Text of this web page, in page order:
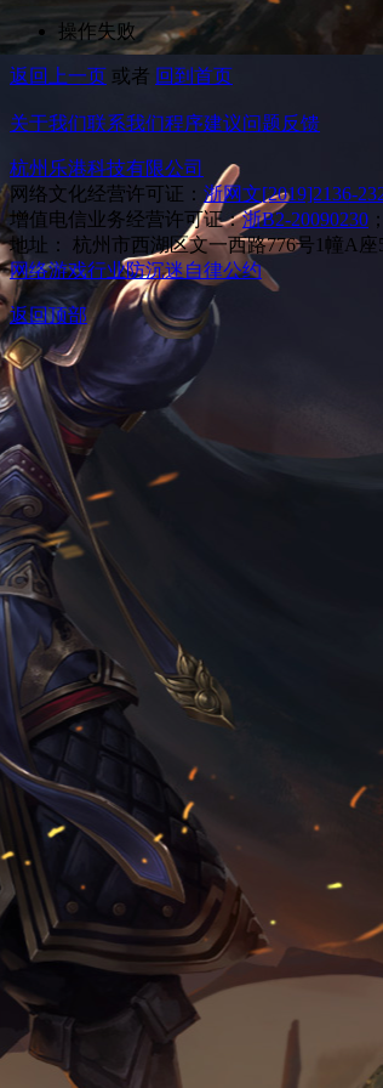
操作失败
返回上一页 或者 回到首页
关于我们联系我们程序建议问题反馈
杭州乐港科技有限公司
网络文化经营许可证： 浙网文[2019]2136-
增值电信业务经营许可证：浙B2-20090230
地址： 杭州市西湖区文一西路776号1幢A座
网络游戏行业防沉迷自律公约
返回顶部